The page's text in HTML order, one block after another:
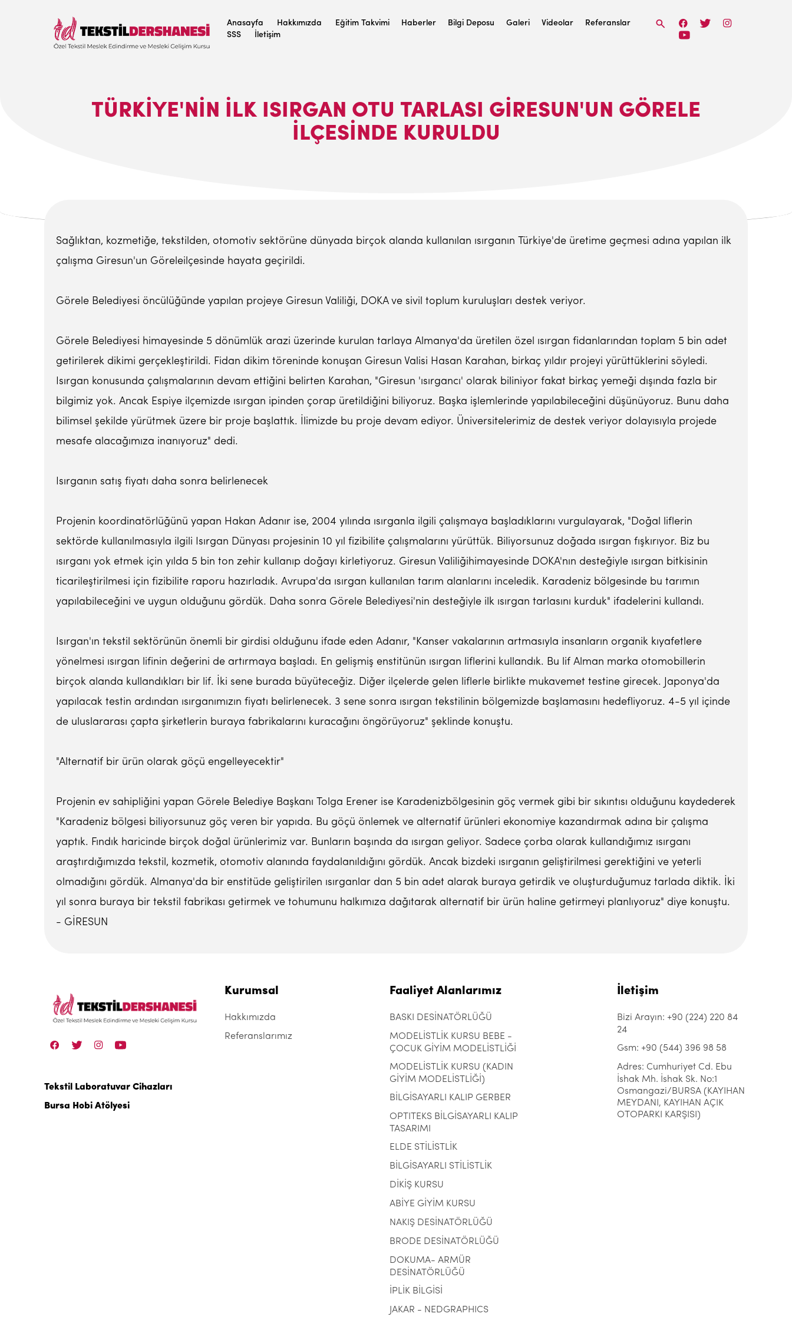
Anasayfa Hakkımızda Eğitim Takvimi Haberler Bilgi Deposu Galeri Videolar
Referanslar
SSS
İletişim
TÜRKIYE'NIN İLK ISIRGAN OTU TARLASI GIRESUN'UN GÖRELE
İLÇESINDE KURULDU
Sağlıktan, kozmetiğe, tekstilden, otomotiv sektörüne dünyada birçok alanda kullanılan ısırganın Türkiye'de üretime geçmesi adına yapılan ilk
çalışma Giresun'un Göreleilçesinde hayata geçirildi.
Görele Belediyesi öncülüğünde yapılan projeye Giresun Valiliği, DOKA ve sivil toplum kuruluşları destek veriyor.
Görele Belediyesi himayesinde 5 dönümlük arazi üzerinde kurulan tarlaya Almanya'da üretilen özel ısırgan fidanlarından toplam 5 bin adet
getirilerek dikimi gerçekleştirildi. Fidan dikim töreninde konuşan Giresun Valisi Hasan Karahan, birkaç yıldır projeyi yürüttüklerini söyledi.
Isırgan konusunda çalışmalarının devam ettiğini belirten Karahan, "Giresun 'ısırgancı' olarak biliniyor fakat birkaç yemeği dışında fazla bir
bilgimiz yok. Ancak Espiye ilçemizde ısırgan ipinden çorap üretildiğini biliyoruz. Başka işlemlerinde yapılabileceğini düşünüyoruz. Bunu daha
bilimsel şekilde yürütmek üzere bir proje başlattık. İlimizde bu proje devam ediyor. Üniversitelerimiz de destek veriyor dolayısıyla projede
mesafe alacağımıza inanıyoruz" dedi.
Isırganın satış fiyatı daha sonra belirlenecek
Projenin koordinatörlüğünü yapan Hakan Adanır ise, 2004 yılında ısırganla ilgili çalışmaya başladıklarını vurgulayarak, "Doğal liflerin
sektörde kullanılmasıyla ilgili Isırgan Dünyası projesinin 10 yıl fizibilite çalışmalarını yürüttük. Biliyorsunuz doğada ısırgan fışkırıyor. Biz bu
ısırganı yok etmek için yılda 5 bin ton zehir kullanıp doğayı kirletiyoruz. Giresun Valiliğihimayesinde DOKA'nın desteğiyle ısırgan bitkisinin
ticarileştirilmesi için fizibilite raporu hazırladık. Avrupa'da ısırgan kullanılan tarım alanlarını inceledik. Karadeniz bölgesinde bu tarımın
yapılabileceğini ve uygun olduğunu gördük. Daha sonra Görele Belediyesi'nin desteğiyle ilk ısırgan tarlasını kurduk" ifadelerini kullandı.
Isırgan'ın tekstil sektörünün önemli bir girdisi olduğunu ifade eden Adanır, "Kanser vakalarının artmasıyla insanların organik kıyafetlere
yönelmesi ısırgan lifinin değerini de artırmaya başladı. En gelişmiş enstitünün ısırgan liflerini kullandık. Bu lif Alman marka otomobillerin
birçok alanda kullandıkları bir lif. İki sene burada büyüteceğiz. Diğer ilçelerde gelen liflerle birlikte mukavemet testine girecek. Japonya'da
yapılacak testin ardından ısırganımızın fiyatı belirlenecek. 3 sene sonra ısırgan tekstilinin bölgemizde başlamasını hedefliyoruz. 4-5 yıl içinde
de uluslararası çapta şirketlerin buraya fabrikalarını kuracağını öngörüyoruz" şeklinde konuştu.
"Alternatif bir ürün olarak göçü engelleyecektir"
Projenin ev sahipliğini yapan Görele Belediye Başkanı Tolga Erener ise Karadenizbölgesinin göç vermek gibi bir sıkıntısı olduğunu kaydederek
"Karadeniz bölgesi biliyorsunuz göç veren bir yapıda. Bu göçü önlemek ve alternatif ürünleri ekonomiye kazandırmak adına bir çalışma
yaptık. Fındık haricinde birçok doğal ürünlerimiz var. Bunların başında da ısırgan geliyor. Sadece çorba olarak kullandığımız ısırganı
araştırdığımızda tekstil, kozmetik, otomotiv alanında faydalanıldığını gördük. Ancak bizdeki ısırganın geliştirilmesi gerektiğini ve yeterli
olmadığını gördük. Almanya'da bir enstitüde geliştirilen ısırganlar dan 5 bin adet alarak buraya getirdik ve oluşturduğumuz tarlada diktik. İki
yıl sonra buraya bir tekstil fabrikası getirmek ve tohumunu halkımıza dağıtarak alternatif bir ürün haline getirmeyi planlıyoruz" diye konuştu.
- GİRESUN
Tekstil Laboratuvar Cihazları
Bursa Hobi Atölyesi
Kurumsal
Hakkımızda
Referanslarımız
Faaliyet Alanlarımız
BASKI DESİNATÖRLÜĞÜ
MODELİSTLİK KURSU BEBE -
ÇOCUK GİYİM MODELİSTLİĞİ
MODELİSTLİK KURSU (KADIN
GİYİM MODELİSTLİĞİ)
BİLGİSAYARLI KALIP GERBER
OPTITEKS BİLGİSAYARLI KALIP
TASARIMI
ELDE STİLİSTLİK
BİLGİSAYARLI STİLİSTLİK
DİKİŞ KURSU
ABİYE GİYİM KURSU
NAKIŞ DESİNATÖRLÜĞÜ
BRODE DESİNATÖRLÜĞÜ
DOKUMA- ARMÜR
DESİNATÖRLÜĞÜ
İPLİK BİLGİSİ
JAKAR - NEDGRAPHICS
İletişim
Bizi Arayın: +90 (224) 220 84
24
Gsm: +90 (544) 396 98 58
Adres: Cumhuriyet Cd. Ebu
İshak Mh. İshak Sk. No:1
Osmangazi/BURSA (KAYIHAN
MEYDANI, KAYIHAN AÇIK
OTOPARKI KARŞISI)